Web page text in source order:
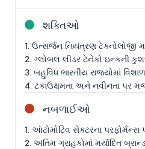
શક્તિઓ
1. ઉત્સર્જન નિયંત્રણ ટેક્નોલોજી
2. ગ્લોબલ લીડર ટેનેકો ઇન્કની
3. બહુવિધ ભારતીય રાજ્યોમાં
4. ટકાઉક્ષમતા અને નવીનતા પર
નબળાઈઓ
1. ઑટોમોટિવ સેક્ટરના પરફોર્મન્સ
2. અંતિમ ગ્રાહકોમાં મર્યાદિત